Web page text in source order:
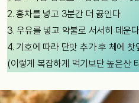
2. 홍차를 넣고 3분간 더 끓인다
3. 우유를 넣고 약불로 서서히 데운다
4. 기호에 따라 단맛 추가 후 체에 찻
(이렇게 복잡하게 먹기보단 높은산